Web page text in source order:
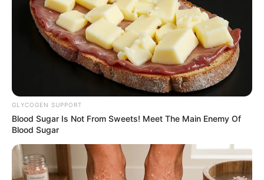
GLYCOGEN SUPPORT
Blood Sugar Is Not From Sweets! Meet The Main Enemy Of
Blood Sugar